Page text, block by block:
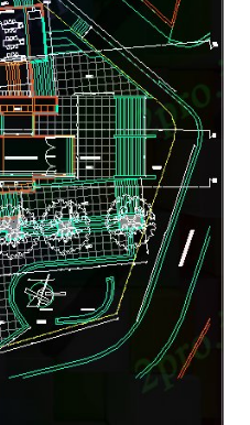
عبور
علاقه
مندی
ها